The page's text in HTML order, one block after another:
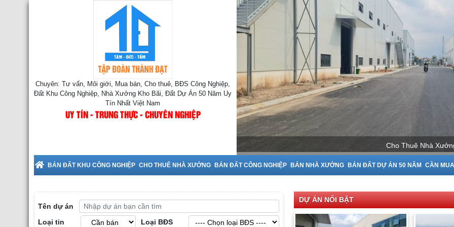
Chuyên: Tư vấn, Môi giới, Mua bán, Cho thuê, BĐS Công Nghiệp,
Đất Khu Công Nghiệp, Nhà Xưởng Kho Bãi, Đất Dự Án 50 Năm Uy
Tín Nhất Việt Nam
UY TÍN - TRUNG THỰC - CHUYÊN NGHIỆP
Cho Thuê Nhà Xưởng tại Bắc Ninh
BÁN ĐẤT KHU CÔNG NGHIỆP CHO THUÊ NHÀ XƯỞNG BÁN ĐẤT CÔNG NGHIỆP BÁN NHÀ XƯỞNG BÁN ĐẤT DỰ ÁN 50 NĂM CẦN MUA
Tên dự án
Loại tin
Loại BĐS
DỰ ÁN NỔI BẬT